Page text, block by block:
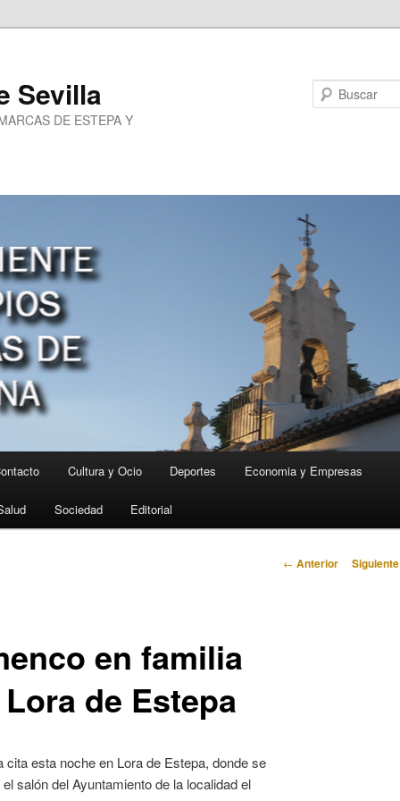
Sevilla
DE ESTEPA Y
Cultura y Ocio Deportes Economia y Empresas
Sociedad Editorial
Navegación
← Anterior Siguiente
en familia
de Estepa
esta noche en Lora de Estepa, donde se
salón del Ayuntamiento de la localidad el